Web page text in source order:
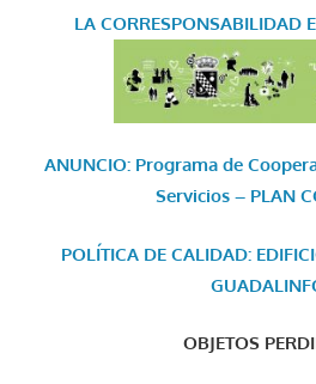
LA CORRESPONSABILIDAD
ANUNCIO: Programa de
Servicios – PLAN
POLÍTICA DE CALIDAD:
OBJETOS